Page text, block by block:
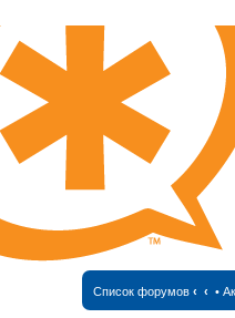
Список форумов ‹ ‹ •